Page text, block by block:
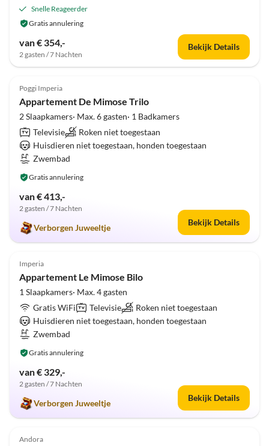
Snelle Reageerder
Gratis annulering
van € 354,-
2 gasten / 7 Nachten
Bekijk Details
Top-
Advertentie
4.8 (5)
Poggi Imperia
Appartement De Mimose Trilo
2 Slaapkamers· Max. 6 gasten· 1 Badkamers
Televisie
Roken niet toegestaan
Huisdieren niet toegestaan, honden toegestaan
Zwembad
Gratis annulering
van € 413,-
2 gasten / 7 Nachten
Verborgen Juweeltje
Bekijk Details
Top-
Advertentie
4.8 (5)
Imperia
Appartement Le Mimose Bilo
1 Slaapkamers· Max. 4 gasten
Gratis WiFi
Televisie
Roken niet toegestaan
Huisdieren niet toegestaan, honden toegestaan
Zwembad
Gratis annulering
van € 329,-
2 gasten / 7 Nachten
Verborgen Juweeltje
Bekijk Details
Top-
Advertentie
4.5 (4)
Andora